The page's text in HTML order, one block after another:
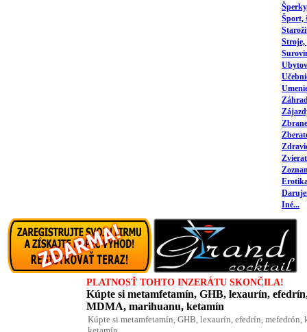
Šport,
Stroje,
Iné...
PLATNOSŤ TOHTO INZERÁTU SKONČILA!
Kúpte si metamfetamín, GHB, lexaurín,
MDMA, marihuanu, ketamín